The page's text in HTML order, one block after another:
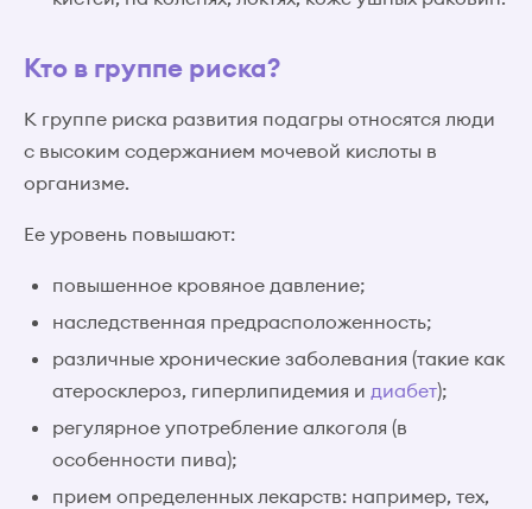
Кто в группе риска?
К группе риска развития подагры относятся люди
с высоким содержанием мочевой кислоты в
организме.
Ее уровень повышают:
повышенное кровяное давление;
наследственная предрасположенность;
различные хронические заболевания (такие как
атеросклероз, гиперлипидемия и диабет);
регулярное употребление алкоголя (в
особенности пива);
прием определенных лекарств: например, тех,